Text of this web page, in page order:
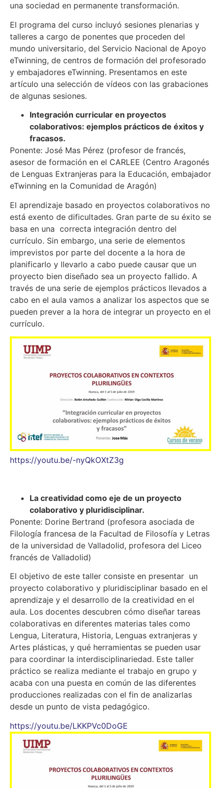
una sociedad en permanente transformación.
El programa del curso incluyó sesiones plenarias y
talleres a cargo de ponentes que proceden del
mundo universitario, del Servicio Nacional de Apoyo
eTwinning, de centros de formación del profesorado
y embajadores eTwinning. Presentamos en este
artículo una selección de vídeos con las grabaciones
de algunas sesiones.
Integración curricular en proyectos
colaborativos: ejemplos prácticos de éxitos y
fracasos.
Ponente: José Mas Pérez (profesor de francés,
asesor de formación en el CARLEE (Centro Aragonés
de Lenguas Extranjeras para la Educación, embajador
eTwinning en la Comunidad de Aragón)
El aprendizaje basado en proyectos colaborativos no
está exento de dificultades. Gran parte de su éxito se
basa en una correcta integración dentro del
currículo. Sin embargo, una serie de elementos
imprevistos por parte del docente a la hora de
planificarlo y llevarlo a cabo puede causar que un
proyecto bien diseñado sea un proyecto fallido. A
través de una serie de ejemplos prácticos llevados a
cabo en el aula vamos a analizar los aspectos que se
pueden prever a la hora de integrar un proyecto en el
currículo.
https://youtu.be/-nyQkOXtZ3g
La creatividad como eje de un proyecto
colaborativo y pluridisciplinar.
Ponente: Dorine Bertrand (profesora asociada de
Filología francesa de la Facultad de Filosofía y Letras
de la universidad de Valladolid, profesora del Liceo
francés de Valladolid)
El objetivo de este taller consiste en presentar un
proyecto colaborativo y pluridisciplinar basado en el
aprendizaje y el desarrollo de la creatividad en el
aula. Los docentes descubren cómo diseñar tareas
colaborativas en diferentes materias tales como
Lengua, Literatura, Historia, Lenguas extranjeras y
Artes plásticas, y qué herramientas se pueden usar
para coordinar la interdisciplinariedad. Este taller
práctico se realiza mediante el trabajo en grupo y
acaba con una puesta en común de las diferentes
producciones realizadas con el fin de analizarlas
desde un punto de vista pedagógico.
https://youtu.be/LKKPVc0DoGE